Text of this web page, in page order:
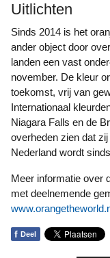
Uitlichten
Sinds 2014 is het oranje uitlichten van een belangrijk gebouw of
ander object door
landen een vast
november. De kleur
toekomst, vrij van
Internationaal
Niagara Falls en de
overheden zien dat
Nederland wordt
Meer informatie over de campagne en een kaart van Nederland
met deelnemende
f Deel